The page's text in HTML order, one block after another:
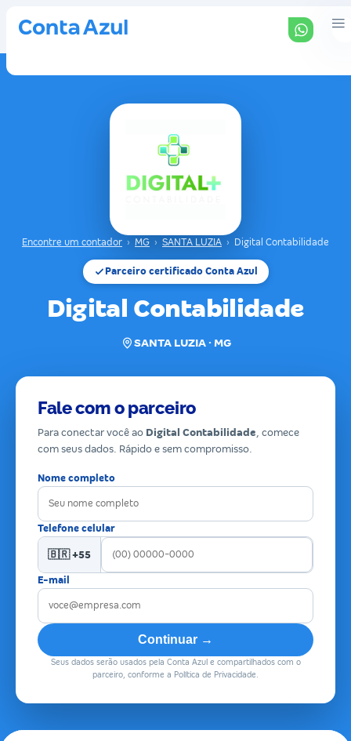
Encontre um contador › MG › SANTA LUZIA › Digital Contabilidade
Parceiro certificado Conta Azul
Digital Contabilidade
SANTA LUZIA · MG
Fale com o parceiro
Para conectar você ao Digital Contabilidade, comece
com seus dados. Rápido e sem compromisso.
Nome completo
Telefone celular
🇧🇷 +55
E-mail
Continuar →
Seus dados serão usados pela Conta Azul e compartilhados com o
parceiro, conforme a Política de Privacidade.